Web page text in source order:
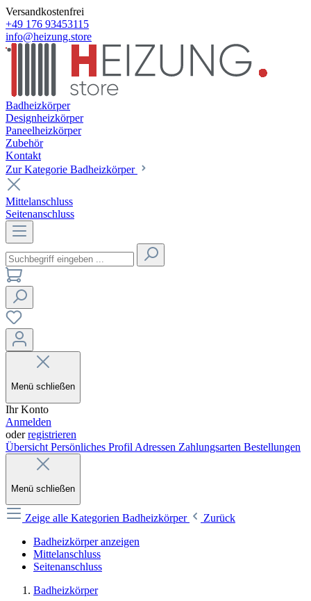
Versandkostenfrei
+49 176 93453115
info@heizung.store
Badheizkörper
Designheizkörper
Paneelheizkörper
Zubehör
Kontakt
Zur Kategorie Badheizkörper
Mittelanschluss
Seitenanschluss
Menü schließen
Ihr Konto
Anmelden
oderregistrieren
Übersicht Persönliches Profil Adressen Zahlungsarten Bestellungen
Menü schließen
Zeige alle Kategorien Badheizkörper
Zurück
Badheizkörper anzeigen
Mittelanschluss
Seitenanschluss
Badheizkörper